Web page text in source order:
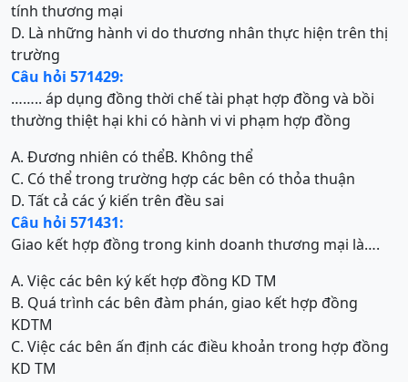
tính thương mại
D. Là những hành vi do thương nhân thực hiện trên thị
trường
Câu hỏi 571429:
…….. áp dụng đồng thời chế tài phạt hợp đồng và bồi
thường thiệt hại khi có hành vi vi phạm hợp đồng
A. Đương nhiên có thểB. Không thể
C. Có thể trong trường hợp các bên có thỏa thuận
D. Tất cả các ý kiến trên đều sai
Câu hỏi 571431:
Giao kết hợp đồng trong kinh doanh thương mại là….
A. Việc các bên ký kết hợp đồng KD TM
B. Quá trình các bên đàm phán, giao kết hợp đồng
KDTM
C. Việc các bên ấn định các điều khoản trong hợp đồng
KD TM